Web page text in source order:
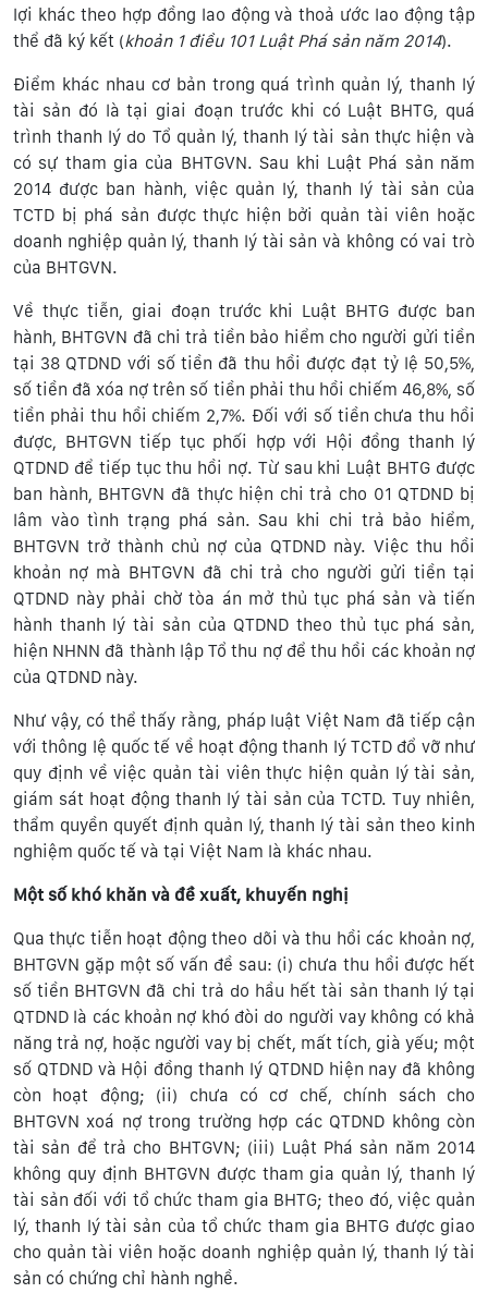
lợi khác theo hợp đồng lao động và thoả ước lao động tập
thể đã ký kết (khoản 1 điều 101Luật Phá sản năm 2014).
Điểm khác nhau cơ bản trong quá trình quản lý, thanh lý
tài sản đó là tại giai đoạn trước khi có Luật BHTG, quá
trình thanh lý do Tổ quản lý, thanh lý tài sản thực hiện và
có sự tham gia của BHTGVN. Sau khi Luật Phá sản năm
2014 được ban hành, việc quản lý, thanh lý tài sản của
TCTD bị phá sản được thực hiện bởi quản tài viên hoặc
doanh nghiệp quản lý, thanh lý tài sản và không có vai trò
của BHTGVN.
Về thực tiễn, giai đoạn trước khi Luật BHTG được ban
hành, BHTGVN đã chi trả tiền bảo hiểm cho người gửi tiền
tại 38 QTDND với số tiền đã thu hồi được đạt tỷ lệ 50,5%,
số tiền đã xóa nợ trên số tiền phải thu hồi chiếm 46,8%, số
tiền phải thu hồi chiếm 2,7%. Đối với số tiền chưa thu hồi
được, BHTGVN tiếp tục phối hợp với Hội đồng thanh lý
QTDND để tiếp tục thu hồi nợ. Từ sau khi Luật BHTG được
ban hành, BHTGVN đã thực hiện chi trả cho 01 QTDND bị
lâm vào tình trạng phá sản. Sau khi chi trả bảo hiểm,
BHTGVN trở thành chủ nợ của QTDND này. Việc thu hồi
khoản nợ mà BHTGVN đã chi trả cho người gửi tiền tại
QTDND này phải chờ tòa án mở thủ tục phá sản và tiến
hành thanh lý tài sản của QTDND theo thủ tục phá sản,
hiện NHNN đã thành lập Tổ thu nợ để thu hồi các khoản nợ
của QTDND này.
Như vậy, có thể thấy rằng, pháp luật Việt Nam đã tiếp cận
với thông lệ quốc tế về hoạt động thanh lý TCTD đổ vỡ như
quy định về việc quản tài viên thực hiện quản lý tài sản,
giám sát hoạt động thanh lý tài sản của TCTD. Tuy nhiên,
thẩm quyền quyết định quản lý, thanh lý tài sản theo kinh
nghiệm quốc tế và tại Việt Nam là khác nhau.
Một số khó khăn và đề xuất, khuyến nghị
Qua thực tiễn hoạt động theo dõi và thu hồi các khoản nợ,
BHTGVN gặp một số vấn đề sau: (i) chưa thu hồi được hết
số tiền BHTGVN đã chi trả do hầu hết tài sản thanh lý tại
QTDND là các khoản nợ khó đòi do người vay không có khả
năng trả nợ, hoặc người vay bị chết, mất tích, già yếu; một
số QTDND và Hội đồng thanh lý QTDND hiện nay đã không
còn hoạt động; (ii) chưa có cơ chế, chính sách cho
BHTGVN xoá nợ trong trường hợp các QTDND không còn
tài sản để trả cho BHTGVN; (iii) Luật Phá sản năm 2014
không quy định BHTGVN được tham gia quản lý, thanh lý
tài sản đối với tổ chức tham gia BHTG; theo đó, việc quản
lý, thanh lý tài sản của tổ chức tham gia BHTG được giao
cho quản tài viên hoặc doanh nghiệp quản lý, thanh lý tài
sản có chứng chỉ hành nghề.